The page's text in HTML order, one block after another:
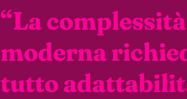
“La
moderna
tutto